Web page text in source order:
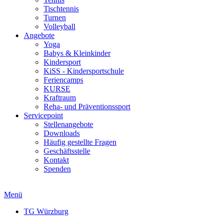
Tischtennis
Turnen
Volleyball
Angebote
Yoga
Babys & Kleinkinder
Kindersport
KiSS - Kindersportschule
Feriencamps
KURSE
Kraftraum
Reha- und Präventionssport
Servicepoint
Stellenangebote
Downloads
Häufig gestellte Fragen
Geschäftsstelle
Kontakt
Spenden
Menü
TG Würzburg